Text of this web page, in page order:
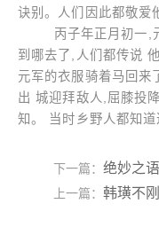
诀别。人们因此都敬爱
丙子年正月初一,元
到哪去了,人们都传说
元军的衣服骑着马回来
出 城迎拜敌人,屈膝投
知。 当时乡野人都知道
下一篇： 绝妙之语
上一篇： 韩璜不刚